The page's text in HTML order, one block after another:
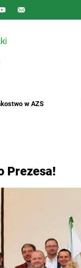
w AZS
Prezesa!